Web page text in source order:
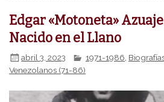
Edgar «Motoneta»
Nacido en el Llano
abril 3, 2023 1971-1986
Venezolanos (71-86)